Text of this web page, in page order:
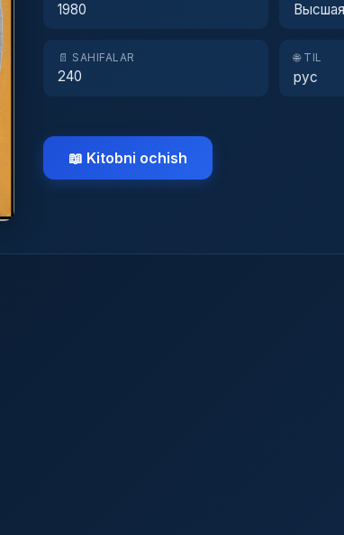
1980
📄 SAHIFALAR
240
🌐 TIL
рус
📖 Kitobni ochish